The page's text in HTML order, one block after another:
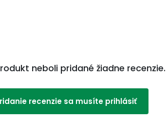
neboli pridané žiadne recenzie.
recenzie sa musíte prihlásiť